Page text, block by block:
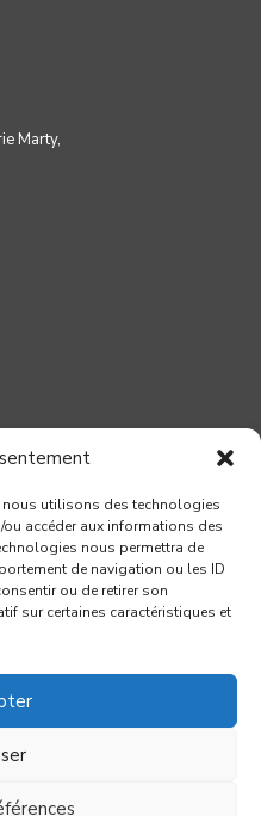
nous utilisons des technologies
accéder aux informations des
nous permettra de
de navigation ou les ID
ou de retirer son
sur certaines caractéristiques et
Marty,